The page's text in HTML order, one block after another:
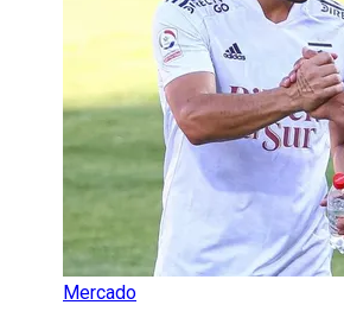
Mercado